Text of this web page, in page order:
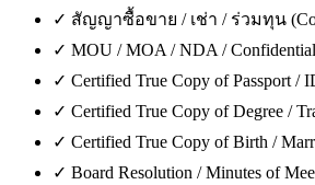
✓ สัญญาซื้อขาย / เช่า / ร่วมทุน
✓ MOU / MOA / NDA /
✓ Certified True Copy of Passport /
✓ Certified True Copy of Degree /
✓ Certified True Copy of Birth /
✓ Board Resolution / Minutes of